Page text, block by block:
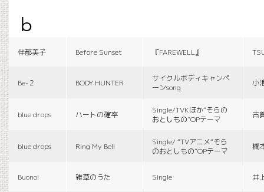
b
伴都美子 Before Sunset 『FAREWELL』
Be-２ BODY HUNTER
サイクルボディキャンペ
ーンsong
小
blue drops ハートの確率
Single/TVKほか“そらの
おとしもの”OPテーマ
古
blue drops Ring My Bell
Single/ “TVアニメ“そら
のおとしもの”OPテーマ
橋
Buono! 雑草のうた Single 井